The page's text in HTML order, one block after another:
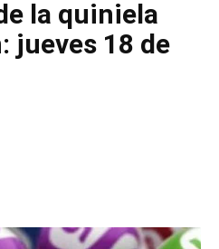
la quiniela
jueves 18 de